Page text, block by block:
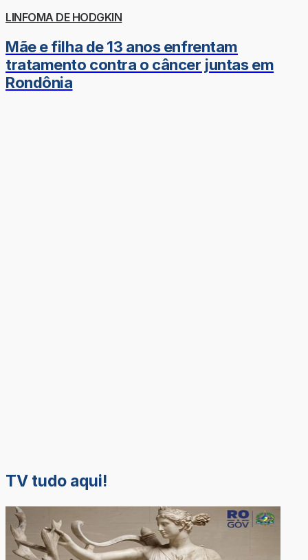
LINFOMA DE HODGKIN
Mãe e filha de 13 anos enfrentam
tratamento contra o câncer juntas em
Rondônia
TV tudo aqui!